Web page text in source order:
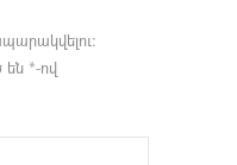
են *-ով